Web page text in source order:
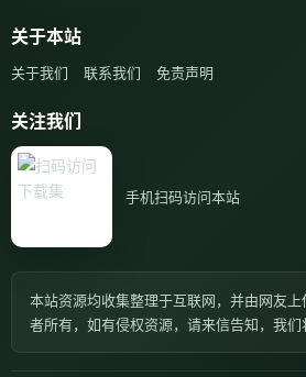
关于本站
关于我们 联系我们 免责声明
关注我们
手机扫码访问本站
本站资源均收集整理于互联网，并由网友
者所有，如有侵权资源，请来信告知，我们